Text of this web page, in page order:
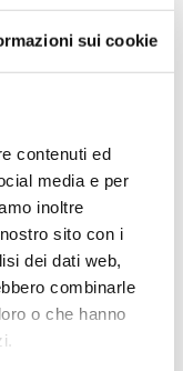
sui cookie
contenuti ed
media e per
inoltre
sito con i
dei dati web,
combinarle
o che hanno